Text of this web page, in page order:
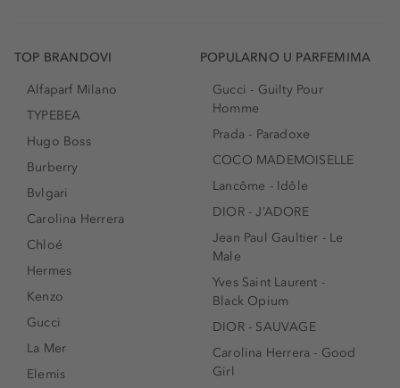
TOP BRANDOVI
Alfaparf Milano
TYPEBEA
Hugo Boss
Burberry
Bvlgari
Carolina Herrera
Chloé
Hermes
Kenzo
Gucci
La Mer
Elemis
POPULARNO U PARFEMIMA
Gucci - Guilty Pour
Homme
Prada - Paradoxe
COCO MADEMOISELLE
Lancôme - Idôle
DIOR - J’ADORE
Jean Paul Gaultier - Le
Male
Yves Saint Laurent -
Black Opium
DIOR - SAUVAGE
Carolina Herrera - Good
Girl